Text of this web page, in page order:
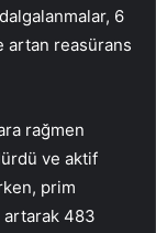
6
artan reasürans
rağmen
ve aktif
prim
artarak 483